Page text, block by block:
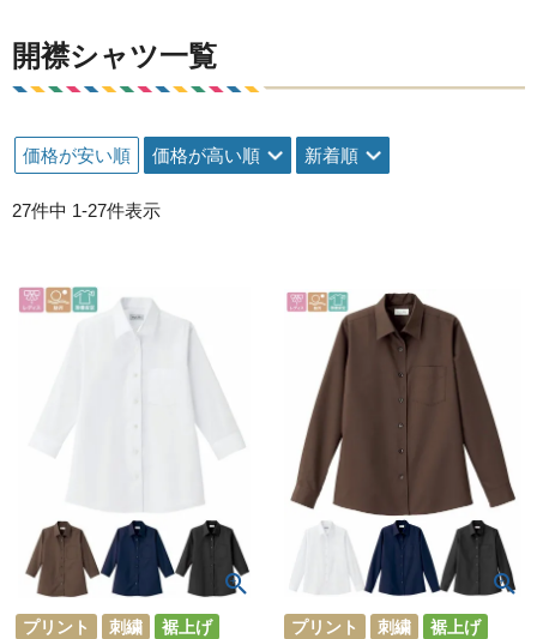
開襟シャツ一覧
価格が安い順 価格が高い順 新着順
27件中 1-27件表示
プリント 刺繍
裾上げ
プリント 刺繍
裾上げ